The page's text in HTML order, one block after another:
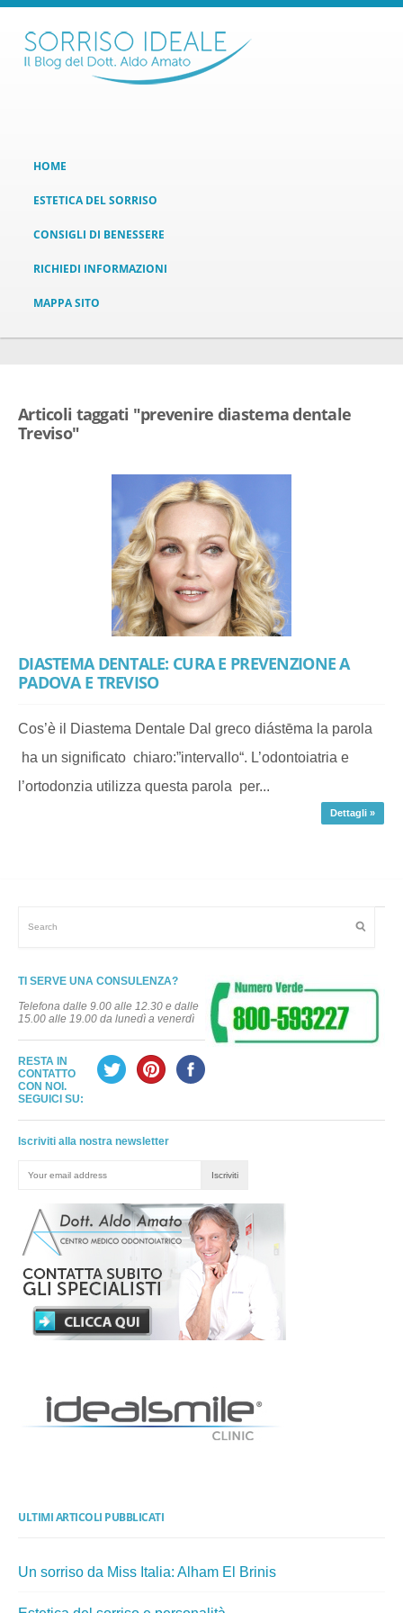
HOME
ESTETICA DEL SORRISO
CONSIGLI DI BENESSERE
RICHIEDI INFORMAZIONI
MAPPA SITO
Articoli taggati "prevenire diastema dentale
Treviso"
DIASTEMA DENTALE: CURA E PREVENZIONE A
PADOVA E TREVISO
Cos’è il Diastema Dentale Dal greco diástēma la parola
ha un significato chiaro:”intervallo“. L’odontoiatria e
l’ortodonzia utilizza questa parola per...
Dettagli »
TI SERVE UNA CONSULENZA?
Telefona dalle 9.00 alle 12.30 e dalle
15.00 alle 19.00 da lunedì a venerdì
RESTA IN
CONTATTO
CON NOI.
SEGUICI SU:
Iscriviti alla nostra newsletter
ULTIMI ARTICOLI PUBBLICATI
Un sorriso da Miss Italia: Alham El Brinis